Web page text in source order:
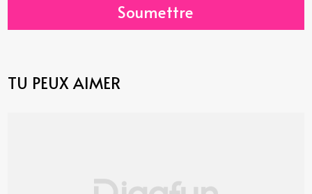
Soumettre
TU PEUX AIMER